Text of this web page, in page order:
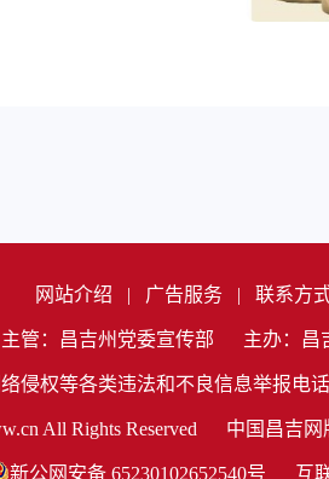
网站介绍 | 广告服务 | 联系方
主管：昌吉州党委宣传部 主办：昌
络侵权等各类违法和不良信息举报电
All Rights Reserved 中国昌吉网
新公网安备 65230102652540号 互